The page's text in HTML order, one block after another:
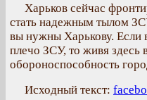
Харьков сейчас
стать надежным тылом
вы нужны Харькову. Если
плечо ЗСУ, то живя здесь
обороноспособность
Исходный текст: